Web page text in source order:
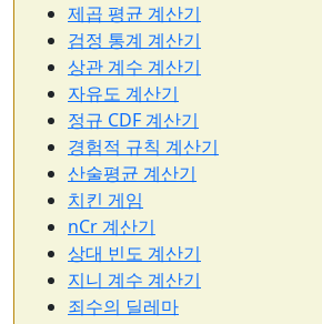
제곱 평균 계산기
검정 통계 계산기
상관 계수 계산기
자유도 계산기
정규 CDF 계산기
경험적 규칙 계산기
산술평균 계산기
치킨 게임
nCr 계산기
상대 빈도 계산기
지니 계수 계산기
죄수의 딜레마